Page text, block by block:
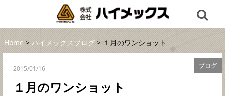
Home>ハイメックスブログ> １月のワンショット
ブログ
2015/01/16
１月のワンショット